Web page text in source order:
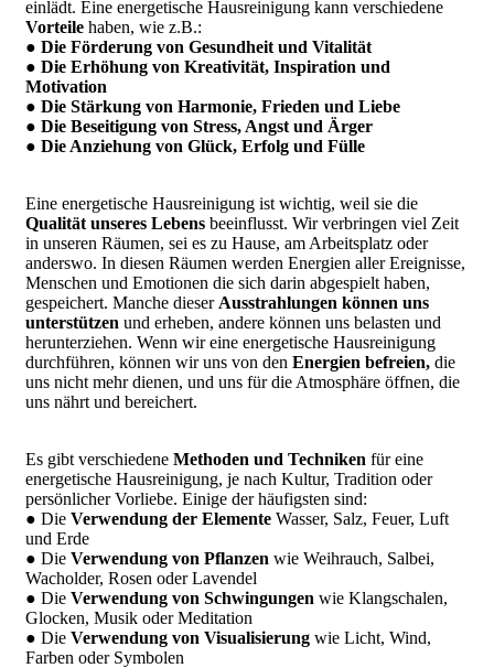
einlädt. Eine energetische Hausreinigung kann verschiedene
Vorteile haben, wie z.B.:
● Die Förderung von Gesundheit und Vitalität
● Die Erhöhung von Kreativität, Inspiration und
Motivation
● Die Stärkung von Harmonie, Frieden und Liebe
● Die Beseitigung von Stress, Angst und Ärger
● Die Anziehung von Glück, Erfolg und Fülle
Eine energetische Hausreinigung ist wichtig, weil sie die
Qualität unseres Lebens beeinflusst. Wir verbringen viel Zeit
in unseren Räumen, sei es zu Hause, am Arbeitsplatz oder
anderswo. In diesen Räumen werden Energien aller Ereignisse,
Menschen und Emotionen die sich darin abgespielt haben,
gespeichert. Manche dieser Ausstrahlungen können uns
unterstützen und erheben, andere können uns belasten und
herunterziehen. Wenn wir eine energetische Hausreinigung
durchführen, können wir uns von den Energien befreien, die
uns nicht mehr dienen, und uns für die Atmosphäre öffnen, die
uns nährt und bereichert.
Es gibt verschiedene Methoden und Techniken für eine
energetische Hausreinigung, je nach Kultur, Tradition oder
persönlicher Vorliebe. Einige der häufigsten sind:
● Die Verwendung der Elemente Wasser, Salz, Feuer, Luft
und Erde
● Die Verwendung von Pflanzen wie Weihrauch, Salbei,
Wacholder, Rosen oder Lavendel
● Die Verwendung von Schwingungen wie Klangschalen,
Glocken, Musik oder Meditation
● Die Verwendung von Visualisierung wie Licht, Wind,
Farben oder Symbolen